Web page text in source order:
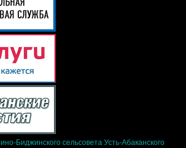
Биджинского сельсовета Усть-Абаканского